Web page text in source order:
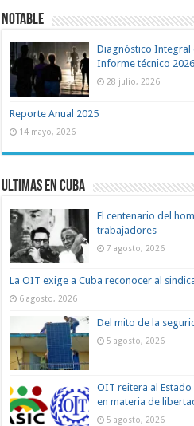
Notable
Diagnóstico Integral
Informe técnico 2026
28 julio, 2026
Reporte Anual 2025
14 mayo, 2026
Ultimas en Cuba
El centenario del
trabajadores
7 agosto, 2026
La OIT exige a Cuba reconocer al
6 agosto, 2026
Del mito de la
5 agosto, 2026
OIT reitera al
en materia de
5 agosto, 2026